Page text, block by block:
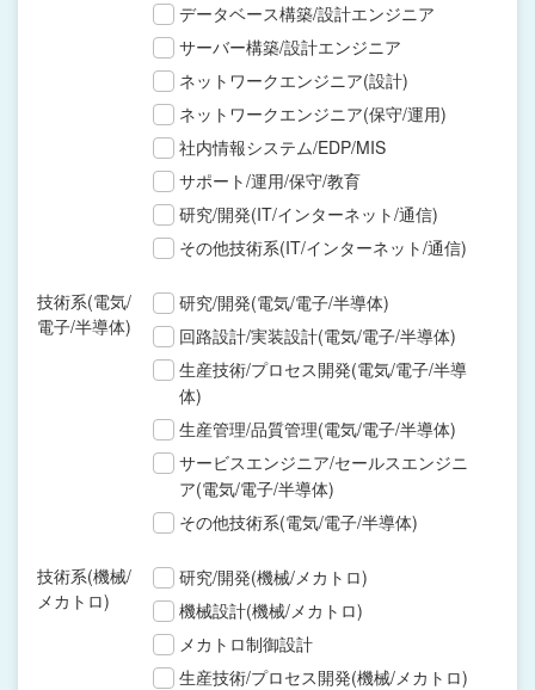
データベース構築/設計エンジニア
サーバー構築/設計エンジニア
ネットワークエンジニア(設計)
ネットワークエンジニア(保守/運用)
社内情報システム/EDP/MIS
サポート/運用/保守/教育
研究/開発(IT/インターネット/通信)
その他技術系(IT/インターネット/通信)
技術系(電気/
電子/半導体)
研究/開発(電気/電子/半導体)
回路設計/実装設計(電気/電子/半導体)
生産技術/プロセス開発(電気/電子/半導
体)
生産管理/品質管理(電気/電子/半導体)
サービスエンジニア/セールスエンジニ
ア(電気/電子/半導体)
その他技術系(電気/電子/半導体)
技術系(機械/
メカトロ)
研究/開発(機械/メカトロ)
機械設計(機械/メカトロ)
メカトロ制御設計
生産技術/プロセス開発(機械/メカトロ)